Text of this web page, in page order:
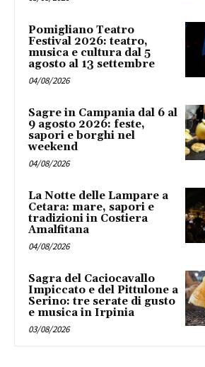
Pomigliano Teatro
Festival 2026: teatro,
musica e cultura dal 5
agosto al 13 settembre
04/08/2026
Sagre in Campania dal 6 al
9 agosto 2026: feste,
sapori e borghi nel
weekend
04/08/2026
La Notte delle Lampare a
Cetara: mare, sapori e
tradizioni in Costiera
Amalfitana
04/08/2026
Sagra del Caciocavallo
Impiccato e del Pittulone a
Serino: tre serate di gusto
e musica in Irpinia
03/08/2026